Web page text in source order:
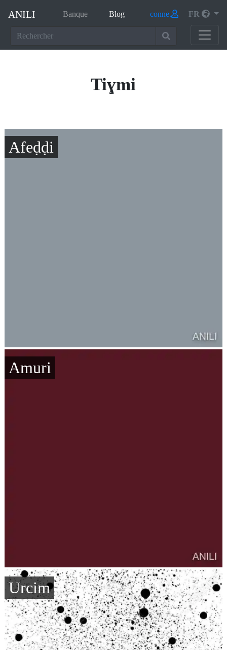
ANILI Banque(bank) Blog(blog) conne. FR
Tiɣmi
Afeḍḍi
Amuri
Urcim